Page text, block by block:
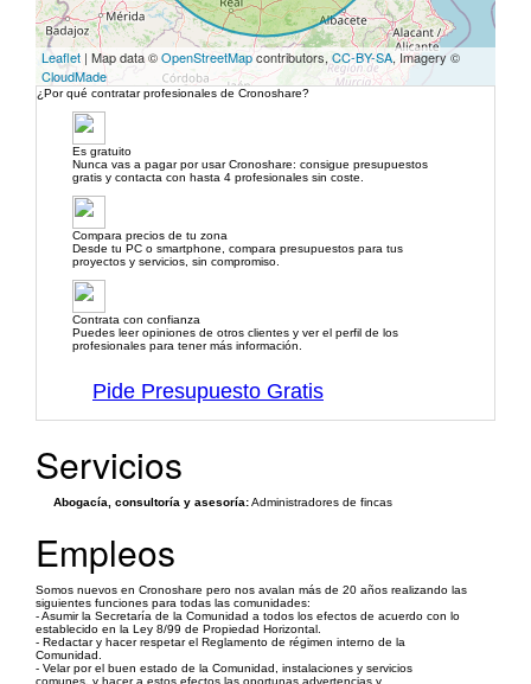
Leaflet | Map data ©OpenStreetMapcontributors, CC-BY-SA, Imagery ©
CloudMade
¿Por qué contratar profesionales de Cronoshare?
Es gratuito
Nunca vas a pagar por usar Cronoshare: consigue presupuestos
gratis y contacta con hasta 4 profesionales sin coste.
Compara precios de tu zona
Desde tu PC o smartphone, compara presupuestos para tus
proyectos y servicios, sin compromiso.
Contrata con confianza
Puedes leer opiniones de otros clientes y ver el perfil de los
profesionales para tener más información.
Pide Presupuesto Gratis
Servicios
Abogacía, consultoría y asesoría:Administradores de fincas
Empleos
Somos nuevos en Cronoshare pero nos avalan más de 20 años realizando las
siguientes funciones para todas las comunidades:
- Asumir la Secretaría de la Comunidad a todos los efectos de acuerdo con lo
establecido en la Ley 8/99 de Propiedad Horizontal.
- Redactar y hacer respetar el Reglamento de régimen interno de la
Comunidad.
- Velar por el buen estado de la Comunidad, instalaciones y servicios
comunes, y hacer a estos efectos las oportunas advertencias y